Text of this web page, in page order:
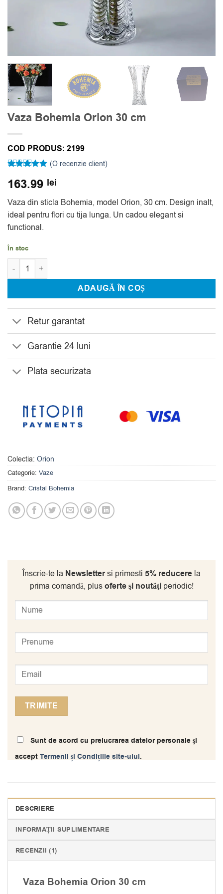
Vaza Bohemia Orion 30 cm
COD PRODUS: 2199
5 din 5 pe
singure
(O recenzie client)
163.99 lei
Vaza din sticla Bohemia, model Orion, 30 cm. Design inalt,
ideal pentru flori cu tija lunga. Un cadou elegant si
functional.
În stoc
Cantitate Vaza Bohemia Orion 30 cm
ADAUGĂ ÎN COȘ
Retur garantat
Garantie 24 luni
Plata securizata
Colectia: Orion
Categorie: Vaze
Brand: Cristal Bohemia
Înscrie-te la Newslettersi primesti 5% reducere la
prima comandă, plusoferte şi noutăţiperiodic!
Sunt de acord cu prelucrarea datelor personale şi
acceptTermenii și Condițiile site-ului.
DESCRIERE
INFORMAȚII SUPLIMENTARE
RECENZII (1)
Vaza Bohemia Orion 30 cm